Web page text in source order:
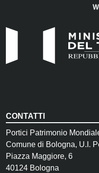
CONTATTI
Portici Patrimonio
Comune di Bologna, U.I.
Piazza Maggiore, 6
40124 Bologna